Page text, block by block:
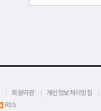
회원약관
개인정보처리방침
RSS